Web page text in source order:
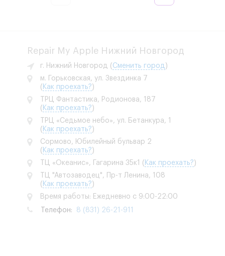
Repair My Apple Нижний Новгород
г. Нижний Новгород ( Сменить город )
м. Горьковская, ул. Звездинка 7
( Как проехать? )
ТРЦ Фантастика, Родионова, 187
( Как проехать? )
ТРЦ «Седьмое небо», ул. Бетанкура, 1
( Как проехать? )
Сормово, Юбилейный бульвар 2
( Как проехать? )
ТЦ «Океанис», Гагарина 35к1
( Как проехать? )
ТЦ "Автозаводец", Пр-т Ленина, 108
( Как проехать? )
Время работы: Ежедневно с 9:00-22:00
Телефон: 8 (831) 26-21-911